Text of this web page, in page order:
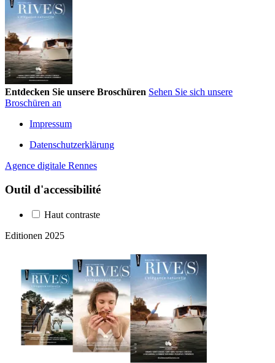
Entdecken Sie unsere Broschüren Sehen Sie sich unsere
Broschüren an
Impressum
Datenschutzerklärung
Agence digitale Rennes
Outil d'accessibilité
Haut contraste
Editionen 2025